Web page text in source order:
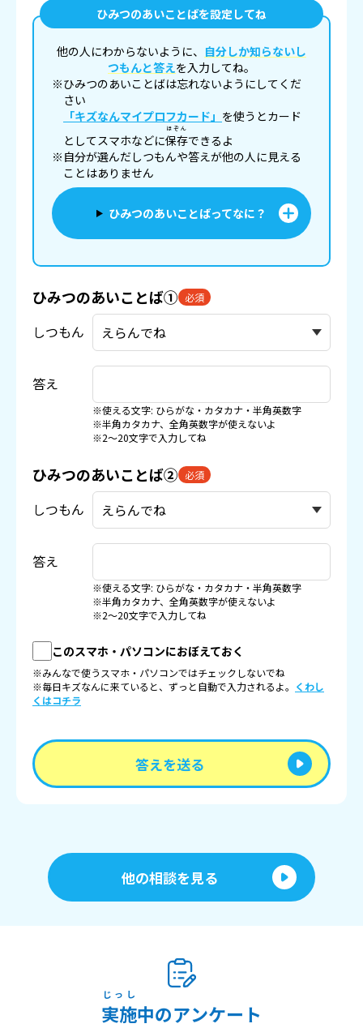
ひみつのあいことばを設定してね
他の人にわからないように、 自分しか知らないし
つもんと答えを入力してね。
※ひみつのあいことばは忘れないようにしてくだ
さい
「キズなんマイプロフカード」 を使うとカード
としてスマホなどに保存
ほぞん
できるよ
※自分が選んだしつもんや答えが他の人に見える
ことはありません
ひみつのあいことばってなに？
ひみつのあいことば① 必須
しつもん
答え
※使える文字: ひらがな・カタカナ・半角英数字
※半角カタカナ、全角英数字が使えないよ
※2〜20文字で入力してね
ひみつのあいことば② 必須
しつもん
答え
※使える文字: ひらがな・カタカナ・半角英数字
※半角カタカナ、全角英数字が使えないよ
※2〜20文字で入力してね
このスマホ・パソコンにおぼえておく
※みんなで使うスマホ・パソコンではチェックしないでね
※毎日キズなんに来ていると、ずっと自動で入力されるよ。 くわし
くはコチラ
答えを送る
他の相談を見る
実施
じっし
中のアンケート